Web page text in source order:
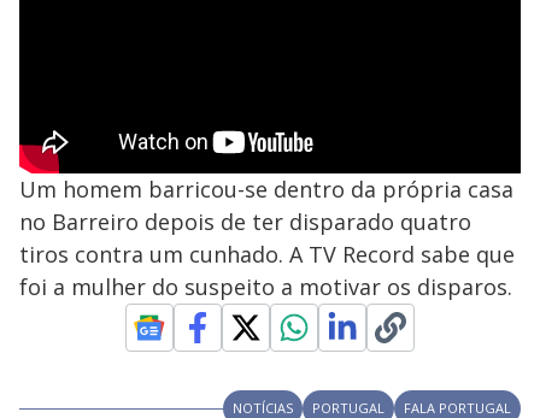
Um homem barricou-se dentro da própria casa
no Barreiro depois de ter disparado quatro
tiros contra um cunhado. A TV Record sabe que
foi a mulher do suspeito a motivar os disparos.
NOTÍCIAS PORTUGAL FALA PORTUGAL